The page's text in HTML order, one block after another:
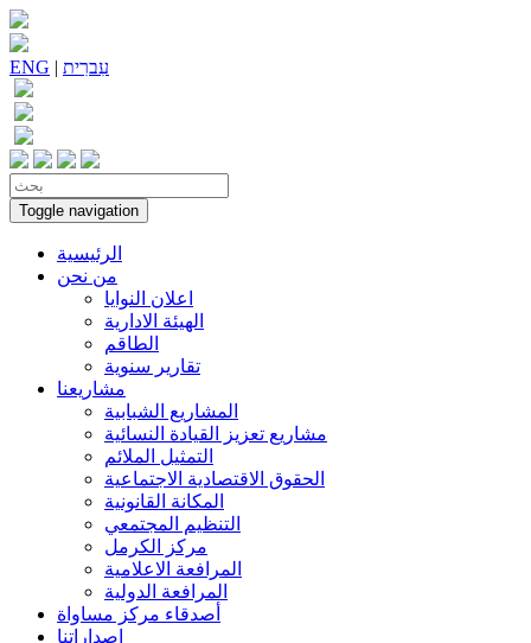
ENG | עִברִית
Toggle navigation
الرئيسية
من نحن
اعلان النوايا
الهيئة الادارية
الطاقم
تقارير سنوية
مشاريعنا
المشاريع الشبابية
مشاريع تعزيز القيادة النسائية
التمثيل الملائم
الحقوق الاقتصادية الاجتماعية
المكانة القانونية
التنظيم المجتمعي
مركز الكرمل
المرافعة الاعلامية
المرافعة الدولية
أصدقاء مركز مساواة
إصداراتنا